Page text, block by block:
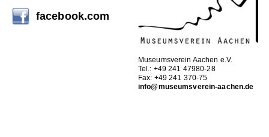
facebook.com
Museumsverein Aachen e.V.
Tel.: +49 241 47980-28
Fax: +49 241 370-75
info@museumsverein-aachen.de